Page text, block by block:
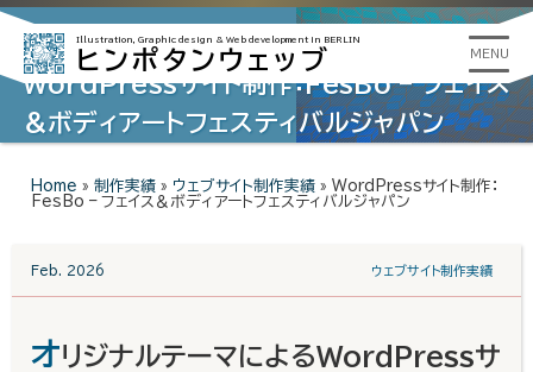
Illustration, Graphic design & Web development in BERLIN
ヒンポタンウェッブ MENU
WordPressサイト制作：FesBo – フェイス
＆ボディアートフェスティバルジャパン
Home » 制作実績 » ウェブサイト制作実績 » WordPressサイト制作：
FesBo – フェイス＆ボディアートフェスティバルジャパン
Feb. 2026 ウェブサイト制作実績
オリジナルテーマによるWordPressサ